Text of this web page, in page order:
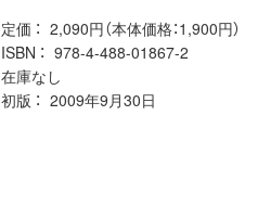
定価
2,090円（本体価格：1,900円）
ISBN
978-4-488-01867-2
在庫なし
初版
2009年9月30日